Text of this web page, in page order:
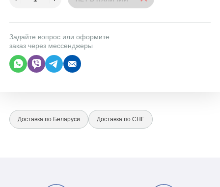
Задайте вопрос или оформите
заказ через мессенджеры
Доставка по Беларуси Доставка по СНГ